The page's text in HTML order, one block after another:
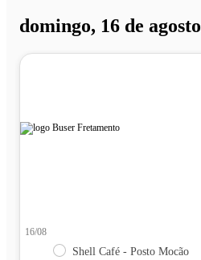
domingo, 16 de agosto
16/08
Shell Café - Posto Mocão